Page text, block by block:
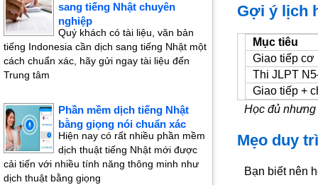
Gợi ý lịch
Mục tiêu
Giao tiếp cơ
Thi JLPT
Giao tiếp +
Học đủ
Mẹo duy
Bạn biết nên
sang tiếng Nhật chuyên
nghiệp
Quý khách có tài liệu, văn bản
tiếng Indonesia cần dịch sang tiếng Nhật một
cách chuẩn xác, hãy gửi ngay tài liệu đến
Trung tâm
Phần mềm dịch tiếng Nhật
bằng giọng nói chuẩn xác
Hiện nay có rất nhiều phần mềm
dịch thuật tiếng Nhật mới được
cải tiến với nhiều tính năng thông minh như
dịch thuật bằng giọng